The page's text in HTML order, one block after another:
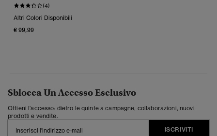
(4)
Altri Colori Disponibili
€ 99,99
Sblocca Un Accesso Esclusivo
Ottieni l'accesso: dietro le quinte a campagne, collaborazioni, nuovi
prodotti e vendite.
ISCRIVITI